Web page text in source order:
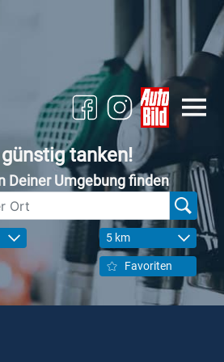
tanken!
Deiner Umgebung finden
5 km
Favoriten